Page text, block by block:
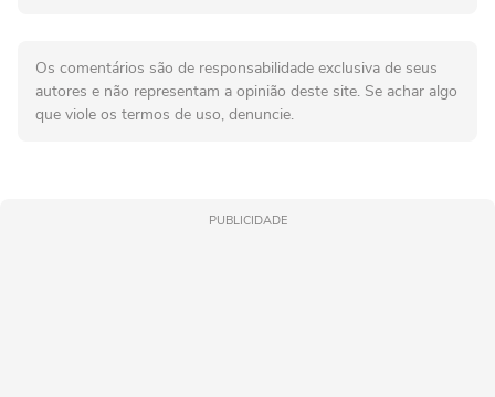
Os comentários são de responsabilidade exclusiva de seus
autores e não representam a opinião deste site. Se achar algo
que viole os termos de uso, denuncie.
PUBLICIDADE